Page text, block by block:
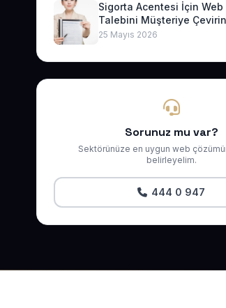
Sigorta Acentesi İçin
Talebini Müşteriye Çevirin
25 Mayıs 2026
Sorunuz mu var?
Sektörünüze en uygun web
belirleyelim.
444 0 947